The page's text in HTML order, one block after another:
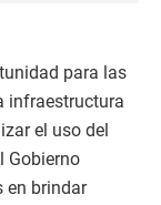
para las
infraestructura
el uso del
Gobierno
en brindar